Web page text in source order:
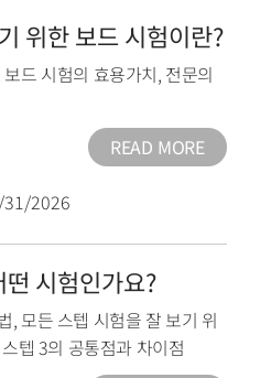
위한 보드 시험이란?
보드 시험의 효용가치, 전문의
READ MORE
2026
시험인가요?
, 모든 스텝 시험을 잘 보기 위
텝 3의 공통점과 차이점